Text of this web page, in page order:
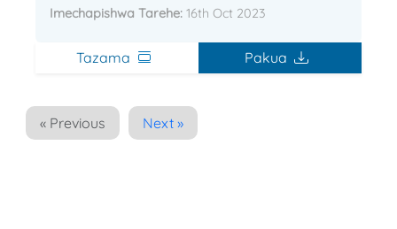
Imechapishwa Tarehe: 16th Oct 2023
Tazama Pakua
« Previous Next »